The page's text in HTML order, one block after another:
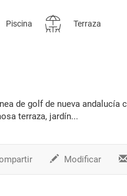
Piscina Terraza
terraza, jardín...
Modificar